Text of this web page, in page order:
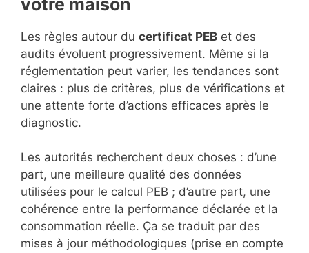
Les règles autour du certificat PEB et des
audits évoluent progressivement. Même si la
réglementation peut varier, les tendances sont
claires : plus de critères, plus de vérifications et
une attente forte d’actions efficaces après le
diagnostic.
Les autorités recherchent deux choses : d’une
part, une meilleure qualité des données
utilisées pour le calcul PEB ; d’autre part, une
cohérence entre la performance déclarée et la
consommation réelle. Ça se traduit par des
mises à jour méthodologiques (prise en compte